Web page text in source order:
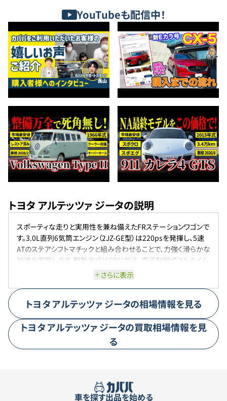
YouTubeも配信中！
トヨタ アルテッツァ ジータの説明
スポーティな走りと実用性を兼ね備えたFRステーションワゴンで
す。3.0L直列6気筒エンジン（2JZ-GE型）は220psを発揮し、5速
ATのステアシフトマチックと組み合わせることで、力強く滑らかな
加速を実現します。駆動方式はFRに加え、電子制御式フルタイム
4WDも選択可能で、多様な走行シーンに対応。サスペンションは4
乗り心地を提供します。
さらに表示
トヨタ アルテッツァ ジータの相場情報を見る
トヨタアルテッツァ ジータの買取相場情報を見
る
車を探す出品を始める